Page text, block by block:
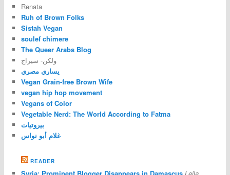
Renata
Ruh of Brown Folks
Sistah Vegan
soulef chimere
The Queer Arabs Blog
ولكن- سيراج
يساري مصري
Vegan Grain-free Brown Wife
vegan hip hop movement
Vegans of Color
Vegetable Nerd: The World According to Fatma
بيروتيات
غلام أبو نواس
READER
Syria: Prominent Blogger Disappears in Damascus Leila